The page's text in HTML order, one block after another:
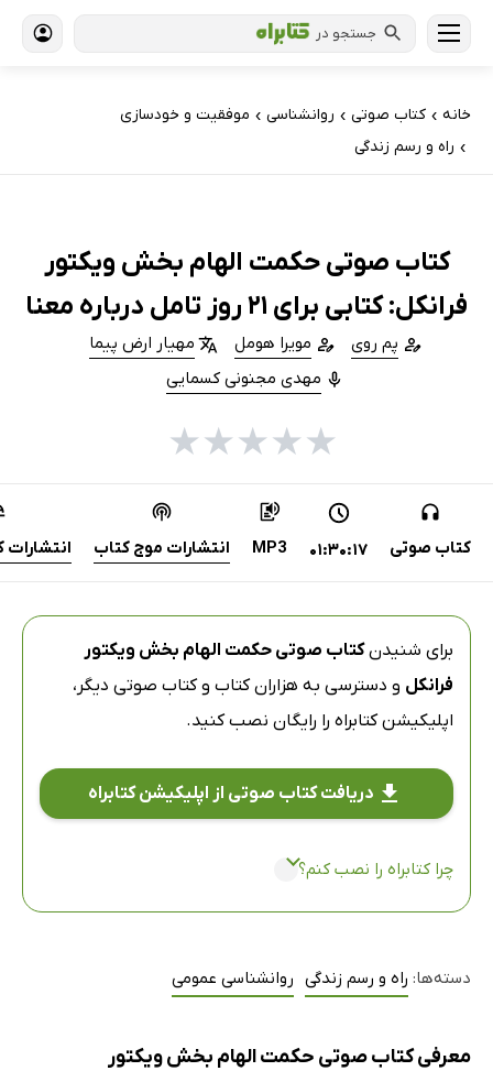
جستجو در
خانه › کتاب‌ صوتی › روانشناسی › موفقیت و خودسازی
› راه و رسم زندگی
کتاب صوتی حکمت الهام بخش ویکتور
فرانکل: کتابی برای 21 روز تامل درباره معنا
پم روی مویرا هومل
مهیار ارض پیما
مهدی مجنونی کسمایی
★
★
★
★
★
کتاب صوتی 01:30:17
MP3 انتشارات موج کتاب انتشارات
برای شنیدنکتاب صوتی حکمت الهام بخش ویکتور
فرانکل و دسترسی به هزاران کتاب و کتاب صوتی دیگر،
اپلیکیشن کتابراه را رایگان نصب کنید.
دریافت کتاب صوتی از اپلیکیشن کتابراه
چرا کتابراه را نصب کنم؟
دسته‌ها: راه و رسم زندگی روانشناسی عمومی
معرفی کتاب صوتی حکمت الهام بخش ویکتور